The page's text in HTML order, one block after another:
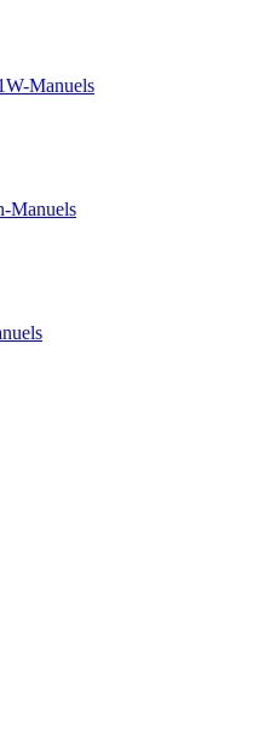
Manuels
Manuels